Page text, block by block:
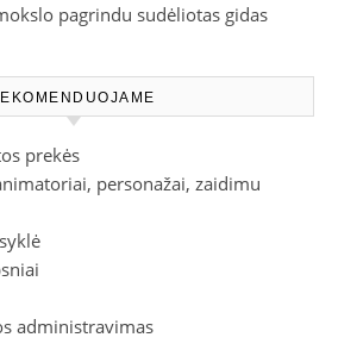
pagrindu sudėliotas gidas
prekės
personažai, zaidimu
administravimas